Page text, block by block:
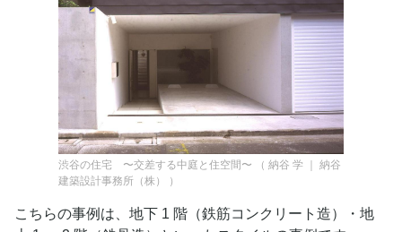
渋谷の住宅 〜交差する中庭と住空間〜 （ 納谷 学 ｜ 納谷
建築設計事務所（株）
）
こちらの事例は、地下 1 階（鉄筋コンクリート造）・地